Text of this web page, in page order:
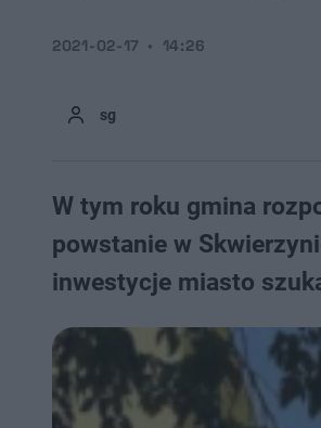
sg
2021-02-17 14:26
W tym roku gmina
powstanie w
inwestycje miasto